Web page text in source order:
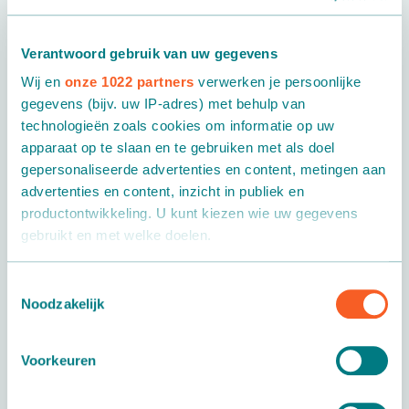
Verantwoord gebruik van uw gegevens
Wij en onze 1022 partners verwerken je persoonlijke
gegevens (bijv. uw IP-adres) met behulp van
technologieën zoals cookies om informatie op uw
apparaat op te slaan en te gebruiken met als doel
gepersonaliseerde advertenties en content, metingen aan
advertenties en content, inzicht in publiek en
productontwikkeling. U kunt kiezen wie uw gegevens
gebruikt en met welke doelen.
Informatie verzamelen over uw geografische locatie,
Uw apparaat identificeren door het actief te scannen
op specifieke eigenschappen (fingerprinting)
Noodzakelijk
Voorkeuren
ontwikkeld…